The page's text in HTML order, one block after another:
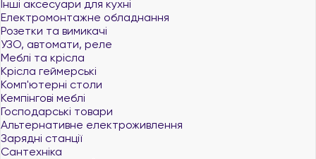
Інші аксесуари для кухні
Електромонтажне обладнання
Розетки та вимикачі
УЗО, автомати, реле
Меблі та крісла
Крісла геймерські
Комп'ютерні столи
Кемпінгові меблі
Господарські товари
Альтернативне електроживлення
Зарядні станції
Сантехніка